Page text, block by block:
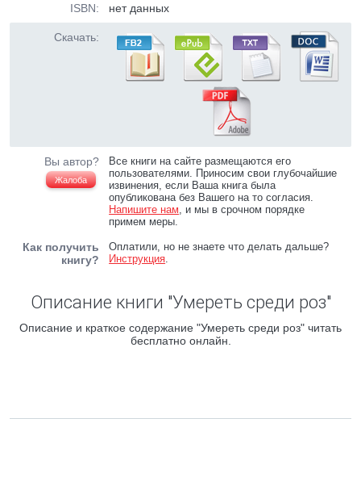
ISBN: нет данных
Скачать:
Вы автор?
Жалоба
Все книги на сайте размещаются его
пользователями. Приносим свои глубочайшие
извинения, если Ваша книга была
опубликована без Вашего на то согласия.
Напишите нам, и мы в срочном порядке
примем меры.
Как получить
книгу?
Оплатили, но не знаете что делать дальше?
Инструкция.
Описание книги "Умереть среди роз"
Описание и краткое содержание "Умереть среди роз" читать
бесплатно онлайн.